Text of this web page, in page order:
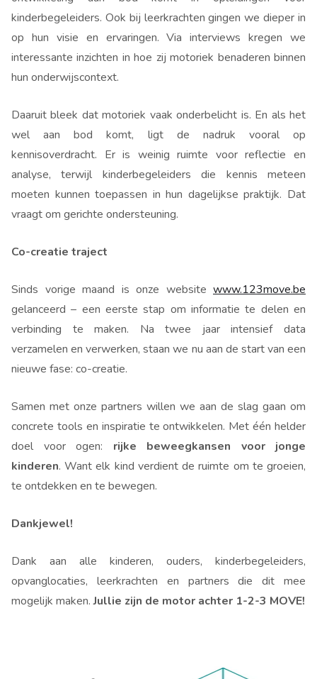
kinderbegeleiders. Ook bij leerkrachten gingen we dieper in
op hun visie en ervaringen. Via interviews kregen we
interessante inzichten in hoe zij motoriek benaderen binnen
hun onderwijscontext.
Daaruit bleek dat motoriek vaak onderbelicht is. En als het
wel aan bod komt, ligt de nadruk vooral op
kennisoverdracht. Er is weinig ruimte voor reflectie en
analyse, terwijl kinderbegeleiders die kennis meteen
moeten kunnen toepassen in hun dagelijkse praktijk. Dat
vraagt om gerichte ondersteuning.
Co-creatie traject
Sinds vorige maand is onze website www.123move.be
gelanceerd – een eerste stap om informatie te delen en
verbinding te maken. Na twee jaar intensief data
verzamelen en verwerken, staan we nu aan de start van een
nieuwe fase: co-creatie.
Samen met onze partners willen we aan de slag gaan om
concrete tools en inspiratie te ontwikkelen. Met één helder
doel voor ogen: rijke beweegkansen voor jonge
kinderen. Want elk kind verdient de ruimte om te groeien,
te ontdekken en te bewegen.
Dankjewel!
Dank aan alle kinderen, ouders, kinderbegeleiders,
opvanglocaties, leerkrachten en partners die dit mee
mogelijk maken.Jullie zijn de motor achter 1-2-3 MOVE!